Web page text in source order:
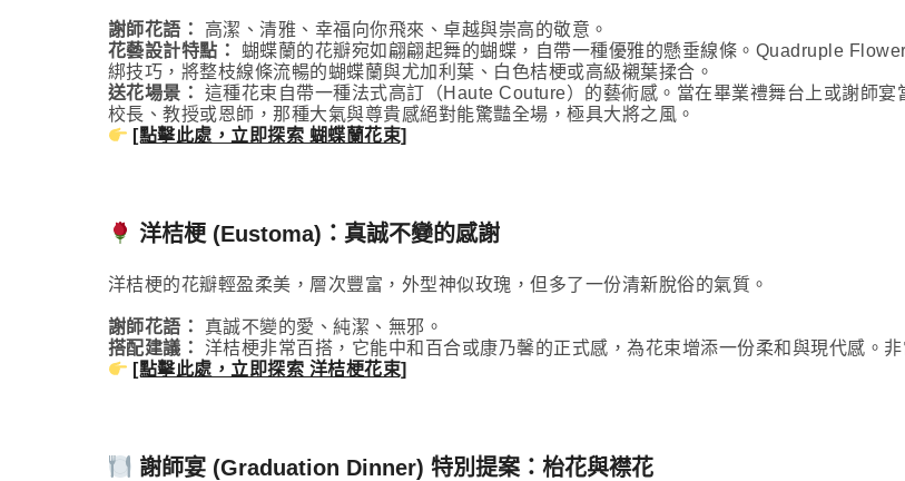
謝師花語：
高潔、清雅、幸福向你飛來、卓越與崇高的敬意。
花藝設計特點：
蝴蝶蘭的花瓣宛如翩翩起舞的蝴蝶，自帶一種優雅的懸垂線條。Quadruple
綁技巧，將整枝線條流暢的蝴蝶蘭與尤加利葉、白色桔梗或高級襯葉揉合。
送花場景：
這種花束自帶一種法式高訂（Haute Couture）的藝術感。當在畢業禮舞台上或謝師
校長、教授或恩師，那種大氣與尊貴感絕對能驚豔全場，極具大將之風。
[點擊此處，立即探索 蝴蝶蘭花束]
洋桔梗 (Eustoma)：真誠不變的感謝
洋桔梗的花瓣輕盈柔美，層次豐富，外型神似玫瑰，但多了一份清新脫俗的氣質。
謝師花語：
真誠不變的愛、純潔、無邪。
搭配建議：
洋桔梗非常百搭，它能中和百合或康乃馨的正式感，為花束增添一份柔和與現代感。
[點擊此處，立即探索 洋桔梗花束]
謝師宴 (Graduation Dinner) 特別提案：枱花與襟花